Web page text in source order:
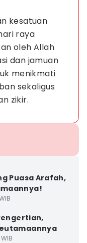
kesatuan
raya
oleh Allah
dan jamuan
menikmati
sekaligus
zikir.
Puasa Arafah,